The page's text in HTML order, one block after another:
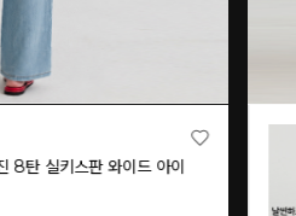
밴딩 절개 코튼 팬츠